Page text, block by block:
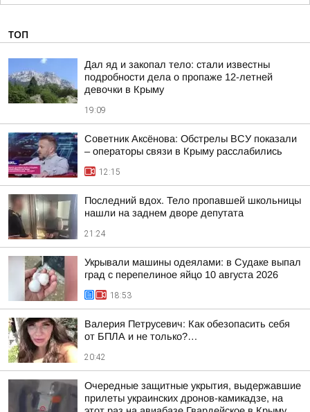
ТОП
Дал яд и закопал тело: стали известны
подробности дела о пропаже 12-летней
девочки в Крыму
19:09
Советник Аксёнова: Обстрелы ВСУ показали
– операторы связи в Крыму расслабились
12:15
Последний вдох. Тело пропавшей школьницы
нашли на заднем дворе депутата
21:24
Укрывали машины одеялами: в Судаке выпал
град с перепелиное яйцо 10 августа 2026
18:53
Валерия Петрусевич: Как обезопасить себя
от БПЛА и не только?…
20:42
Очередные защитные укрытия, выдержавшие
прилеты украинских дронов-камикадзе, на